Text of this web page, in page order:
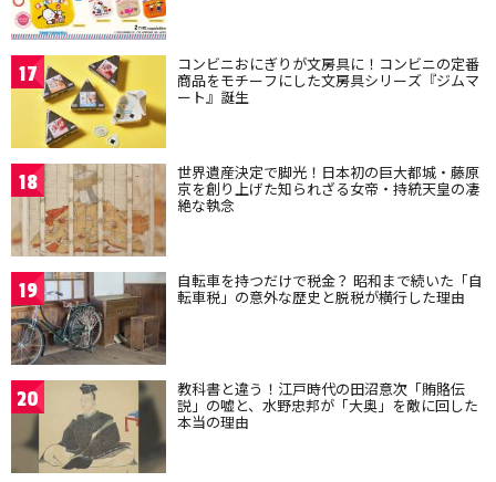
17 コンビニおにぎりが文房具に！コンビニの定番
商品をモチーフにした文房具シリーズ『ジムマ
ート』誕生
18 世界遺産決定で脚光！日本初の巨大都城・藤原
京を創り上げた知られざる女帝・持統天皇の凄
絶な執念
19 自転車を持つだけで税金？ 昭和まで続いた「自
転車税」の意外な歴史と脱税が横行した理由
20 教科書と違う！江戸時代の田沼意次「賄賂伝
説」の嘘と、水野忠邦が「大奥」を敵に回した
本当の理由